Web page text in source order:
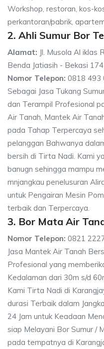
Workshop, restoran, kos-
perkantoran/pabrik,
2. Ahli Sumur Bor
Alamat: Jl. Musola Al iklas
Benda Jatiasih - Bekasi
Nomor Telepon: 0818 493
Sebagai Jasa Tukang
dan Terampil Profesional
Air Tanah, Mantek Air
pada Tahap Terpercaya
pelanggan Bahwanya
bersih di Tirta Nadi. Kami
banugn sehingga mampu
mnjangkau penelusuran
untuk Pengairan Mesin
terbaik dan Terpercaya.
3. Bor Mata Air
Nomor Telepon: 0821
Jasa Mantek Air Tanah
Profesional yang
Kedalaman dari 30m s/d
Kami Tirta Nadi di
durasi Terbaik dalam
24 Jam untuk Keadaan
siap Melayani Bor Sumur /
pada tempatnya di